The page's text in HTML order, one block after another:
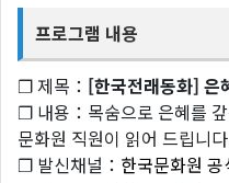
프로그램 내용
❐ 제목： [한국전래동화] 은
❐ 내용：목숨으로 은혜를
문화원 직원이 읽어 드립니
❐ 발신채널： 한국문화원